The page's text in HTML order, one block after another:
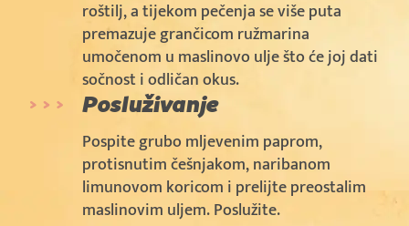
roštilj, a tijekom pečenja se više puta
premazuje grančicom ružmarina
umočenom u maslinovo ulje što će joj dati
sočnost i odličan okus.
Posluživanje
Pospite grubo mljevenim paprom,
protisnutim češnjakom, naribanom
limunovom koricom i prelijte preostalim
maslinovim uljem. Poslužite.